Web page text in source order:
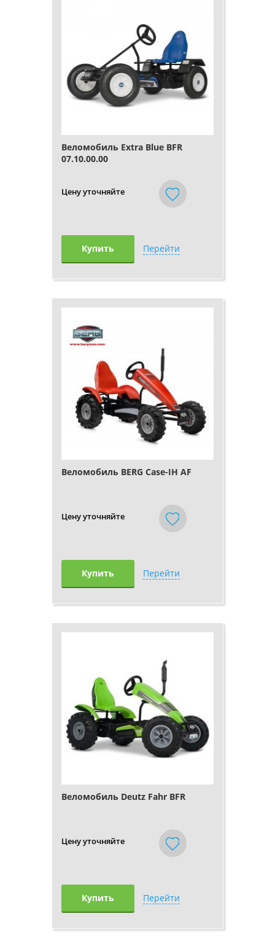
Веломобиль Extra Blue BFR
07.10.00.00
Цену уточняйте
Купить Перейти
Веломобиль BERG Case-IH AF
Цену уточняйте
Купить Перейти
Веломобиль Deutz Fahr BFR
Цену уточняйте
Купить Перейти